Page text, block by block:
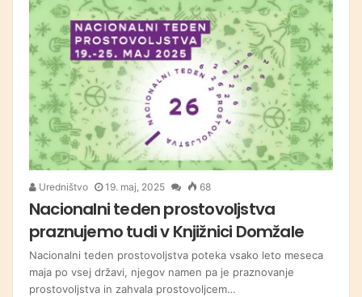
Uredništvo 19. maj, 2025 68
Nacionalni teden prostovoljstva
praznujemo tudi v Knjižnici Domžale
Nacionalni teden prostovoljstva poteka vsako leto meseca
maja po vsej državi, njegov namen pa je praznovanje
prostovoljstva in zahvala prostovoljcem…